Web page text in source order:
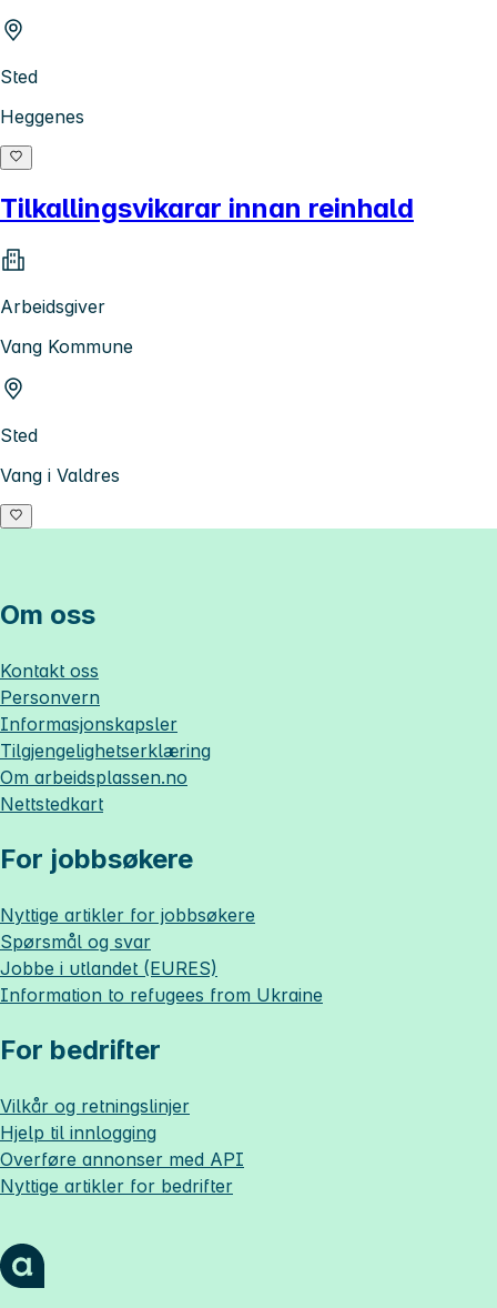
Sted
Heggenes
Tilkallingsvikarar innan reinhald
Arbeidsgiver
Vang Kommune
Sted
Vang i Valdres
Om oss
Kontakt oss
Personvern
Informasjonskapsler
Tilgjengelighetserklæring
Om arbeidsplassen.no
Nettstedkart
For jobbsøkere
Nyttige artikler for jobbsøkere
Spørsmål og svar
Jobbe i utlandet (EURES)
Information to refugees from Ukraine
For bedrifter
Vilkår og retningslinjer
Hjelp til innlogging
Overføre annonser med API
Nyttige artikler for bedrifter